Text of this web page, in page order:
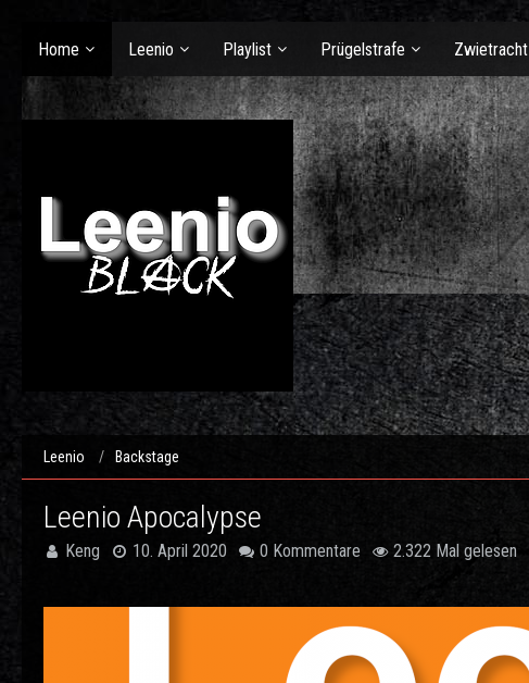
Home Leenio Playlist Prügelstrafe Zwietracht
Leenio Backstage
Leenio Apocalypse
Keng 10. April 2020 0 Kommentare 2.322 Mal gelesen